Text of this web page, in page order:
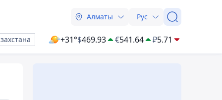
Алматы Рус
+31°$469.93 €541.64 ₽5.71